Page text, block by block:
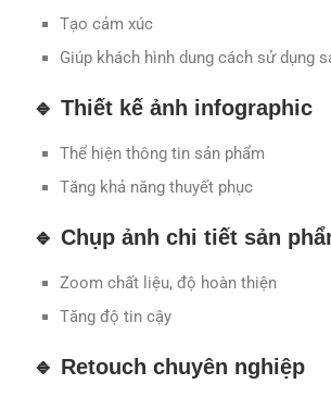
Tạo cảm xúc
Giúp khách hình dung cách sử dụng
🔹 Thiết kế ảnh infographic
Thể hiện thông tin sản phẩm
Tăng khả năng thuyết phục
🔹 Chụp ảnh chi tiết sản
Zoom chất liệu, độ hoàn thiện
Tăng độ tin cậy
🔹 Retouch chuyên nghiệp